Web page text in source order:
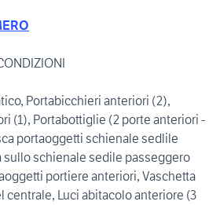
Portabicchieri anteriori (2),
(1), Portabottiglie (2 porte anteriori -
portaoggetti schienale sedlile
sullo schienale sedile passeggero
portiere anteriori, Vaschetta
centrale, Luci abitacolo anteriore (3